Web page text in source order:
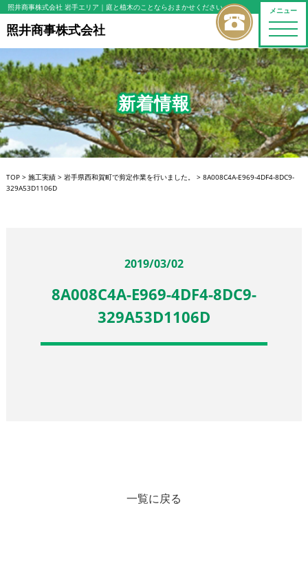
メニュー
toggle
照井商事株式会社 岩手エリア ｜庭と植木のことならおまかせください
照井商事株式会社
新着情報
TOP> 施工実績> 岩手県西和賀町で剪定作業を行いました。 > 8A008C4A-E969-4DF4-8DC9-
329A53D1106D
2019/03/02
8A008C4A-E969-4DF4-8DC9-
329A53D1106D
一覧に戻る